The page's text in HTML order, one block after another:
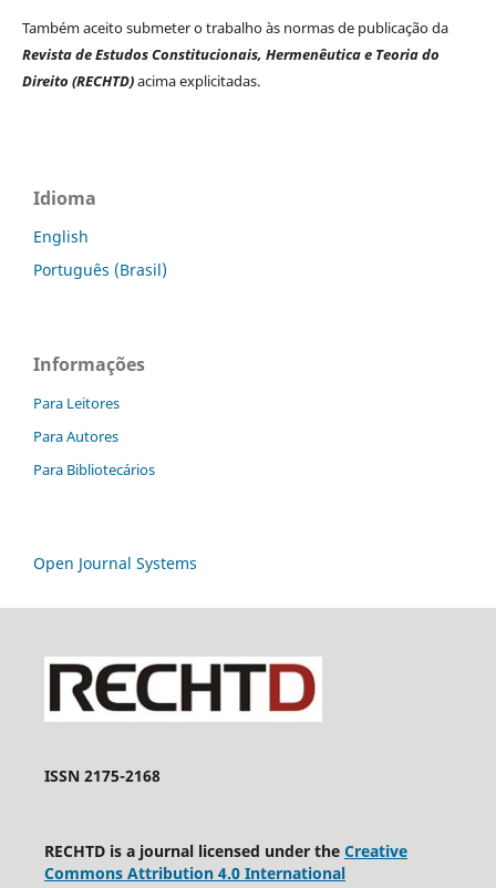
Também aceito submeter o trabalho às normas de publicação da
Revista de Estudos Constitucionais, Hermenêutica e Teoria do
Direito (RECHTD)acima explicitadas.
Idioma
English
Português (Brasil)
Informações
Para Leitores
Para Autores
Para Bibliotecários
Open Journal Systems
ISSN 2175-2168
RECHTD is a journal licensed under the Creative
Commons Attribution 4.0 International